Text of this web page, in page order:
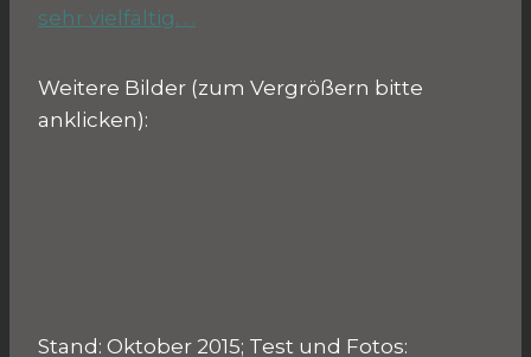
sehr vielfältig. . .
Weitere Bilder (zum Vergrößern bitte
anklicken):
Stand: Oktober 2015; Test und Fotos: